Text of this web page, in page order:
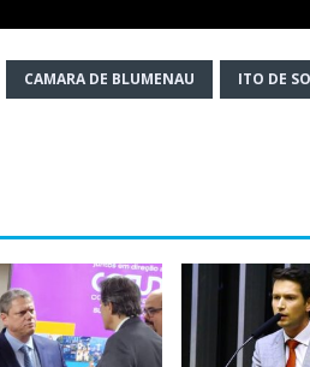
CAMARA DE BLUMENAU ITO DE